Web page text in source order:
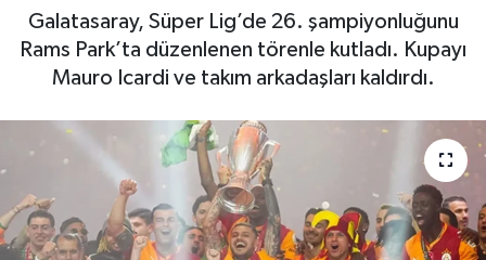
Galatasaray, Süper Lig’de 26. şampiyonluğunu
Rams Park’ta düzenlenen törenle kutladı. Kupayı
Mauro Icardi ve takım arkadaşları kaldırdı.
Güncel
Haberde İnsan
Kültür Sanat
Magazin
Manşet Altı
Haber Arşivi